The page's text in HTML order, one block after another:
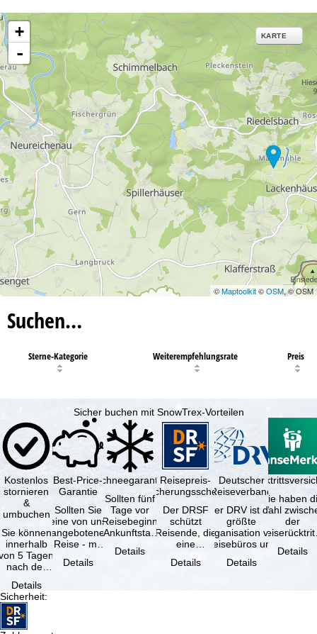
+
-
KARTE
©Maptoolkit©OSM, © OSM
Suchen…
Sterne-Kategorie Weiterempfehlungsrate Preis
Sicher buchen mit SnowTrex-Vorteilen
Kostenlos
stornieren
&
umbuchen
Sie können
innerhalb
5 Tagen
nach der
kostenfrei
…
Details
Best-Price-
Garantie
Sollten Sie
eine von uns
angebotene
Reise - mit
Verfügbarkeit
Details
Schneegarantie
Sollten fünf
Tage vor
Reisebeginn
(Ankunftstag)
aufgrund von
Schneemangel
Details
Reisepreis-
Sicherungsschein
Der DRSF
schützt
Reisende, die
eine
oder
Details
Deutscher
Reiseverband
Der DRV ist die
größte
Organisation von
Reisebüros und
Reiseveranstaltern
in …
Details
Sie haben
Wahl
der
(inklusive
Details
Sicherheit: